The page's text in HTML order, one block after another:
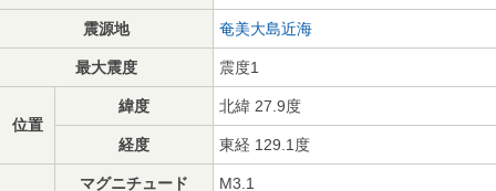
震源地 奄美大島近海
最大震度 震度1
位置
緯度 北緯 27.9度
経度 東経 129.1度
マグニチュード M3.1